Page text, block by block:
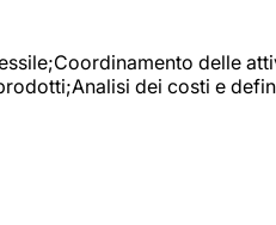
delle
dei costi e